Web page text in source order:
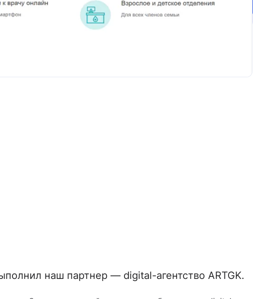
наш партнер — digital-агентство ARTGK.